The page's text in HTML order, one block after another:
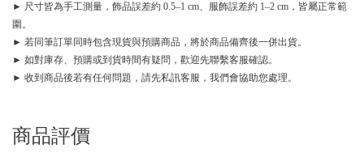
► 尺寸皆為手工測量，飾品誤差約 0.5–1 cm、服飾誤差約 1–2 cm，皆屬正常範
圍。
► 若同筆訂單同時包含現貨與預購商品，將於商品備齊後一併出貨。
► 如對庫存、預購或到貨時間有疑問，歡迎先聯繫客服確認。
► 收到商品後若有任何問題，請先私訊客服，我們會協助您處理。
商品評價